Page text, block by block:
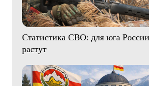
Статистика СВО: для юга
растут